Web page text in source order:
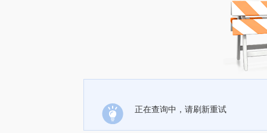
正在查询中，请刷新重试